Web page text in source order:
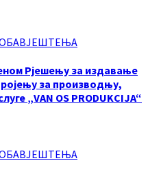
Рјешењу за издавање
за производњу,
„VAN OS PRODUKCIJA“